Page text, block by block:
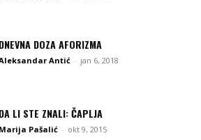
DNEVNA DOZA AFORIZMA
Antić - jan 6, 2018
DA LI STE ZNALI: ČAPLJA
Marija Pašalić - okt 9, 2015